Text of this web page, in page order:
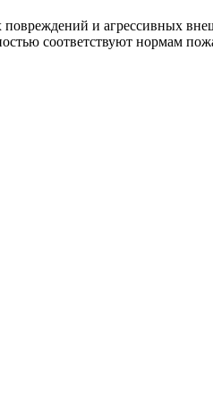
повреждений и агрессивных
соответствуют нормам